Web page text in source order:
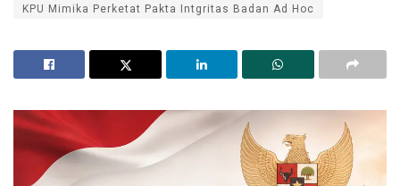
KPU Mimika Perketat Pakta Intgritas Badan Ad Hoc